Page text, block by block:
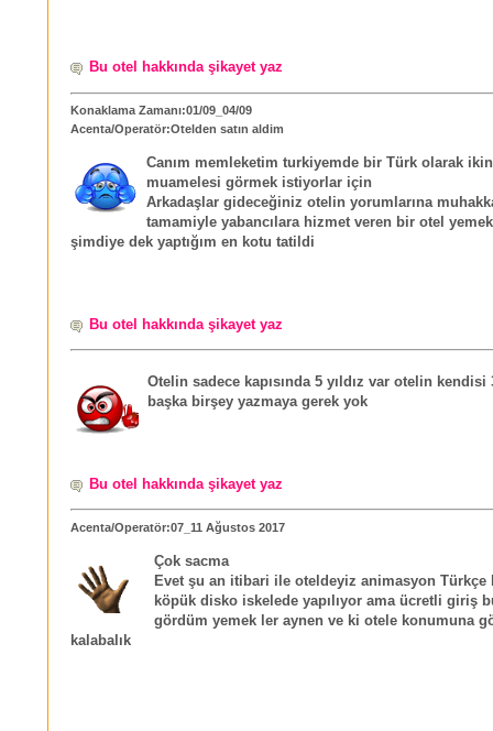
Bu otel hakkında şikayet yaz
Konaklama Zamanı:01/09_04/09
Acenta/Operatör:Otelden satın aldim
Canım memleketim turkiyemde bir Türk olarak
muamelesi görmek istiyorlar için
Arkadaşlar gideceğiniz otelin yorumlarına
tamamiyle yabancılara hizmet veren bir otel
şimdiye dek yaptığım en kotu tatildi
Bu otel hakkında şikayet yaz
Otelin sadece kapısında 5 yıldız var otelin kendisi
başka birşey yazmaya gerek yok
Bu otel hakkında şikayet yaz
Acenta/Operatör:07_11 Ağustos 2017
Çok sacma
Evet şu an itibari ile oteldeyiz animasyon Türkçe
köpük disko iskelede yapılıyor ama ücretli giriş
gördüm yemek ler aynen ve ki otele konumuna
kalabalık